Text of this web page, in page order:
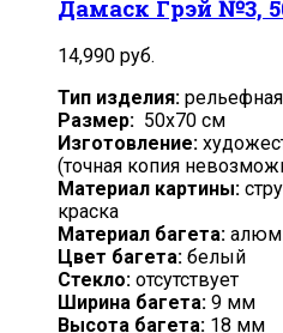
Дамаск Грэй №3,
14,990 руб.
Тип изделия:
Размер: 50х70 см
Изготовление:
(точная копия
Материал картины:
краска
Материал багета:
Цвет багета: белый
Стекло: отсутствует
Ширина багета: 9 мм
Высота багета: 18 мм